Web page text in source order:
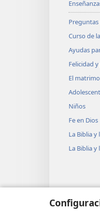
Preguntas
Curso de
Ayudas
Felicidad
El
Niños
Fe en Dios
La Biblia y
La Biblia y